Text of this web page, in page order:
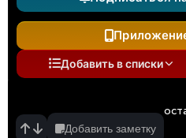
Добавить в списки
Добавить заметку